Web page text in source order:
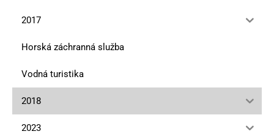
2017
Horská záchranná služba
Vodná turistika
2018
2023